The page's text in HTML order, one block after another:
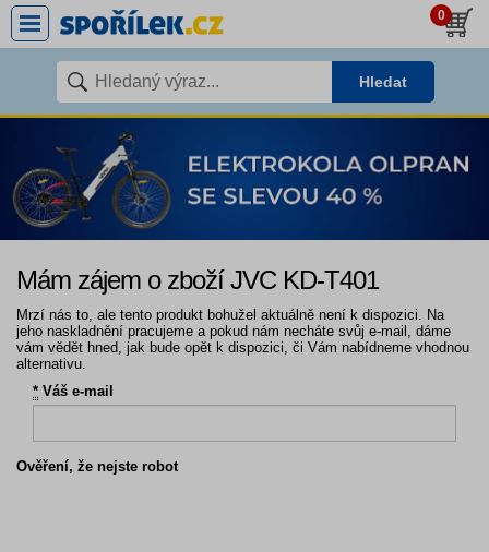
0
Hledat
Mám zájem o zboží JVC KD-T401
Mrzí nás to, ale tento produkt bohužel aktuálně není k dispozici. Na
jeho naskladnění pracujeme a pokud nám necháte svůj e-mail, dáme
vám vědět hned, jak bude opět k dispozici, či Vám nabídneme vhodnou
alternativu.
* Váš e-mail
Ověření, že nejste robot